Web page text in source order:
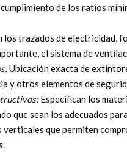
de los ratios
los trazados de electricidad,
el sistema de
Ubicación exacta de
y otros elementos de
Especifican los
que sean los adecuados
verticales que permiten